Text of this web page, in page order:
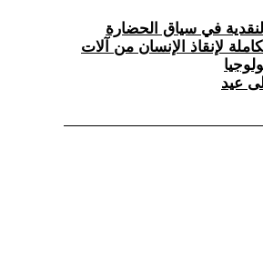
في سياق الحضارة
لإنقاذ الإنسان من آلات
عيد